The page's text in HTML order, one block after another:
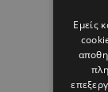
Εμείς